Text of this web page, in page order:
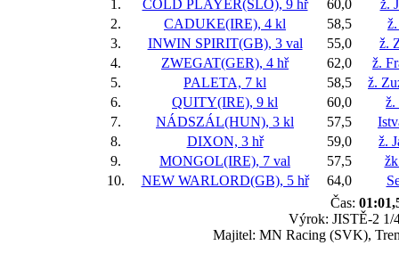
1.
COLD PLAYER(SLO), 9 hř 60,0
ž.
2.
CADUKE(IRE), 4 kl 58,5
3.
INWIN SPIRIT(GB), 3 val 55,0
ž.
4.
ZWEGAT(GER), 4 hř 62,0
ž.
5.
PALETA, 7 kl 58,5
ž.
6.
QUITY(IRE), 9 kl 60,0
ž.
7.
NÁDSZÁL(HUN), 3 kl 57,5
8.
DIXON, 3 hř 59,0
ž.
9.
MONGOL(IRE), 7 val 57,5
10.
NEW WARLORD(GB), 5 hř 64,0
Čas:
Výrok: JISTĚ-2 1/
Majitel: MN Racing (SVK),